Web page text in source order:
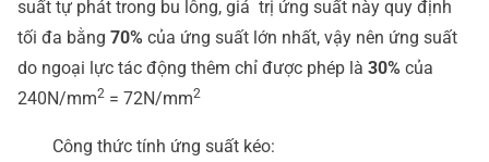
suất tự phát trong bu lông, giá trị ứng suất này quy định
tối đa bằng 70% của ứng suất lớn nhất, vậy nên ứng suất
do ngoại lực tác động thêm chỉ được phép là 30% của
240N/mm2 = 72N/mm2
Công thức tính ứng suất kéo: